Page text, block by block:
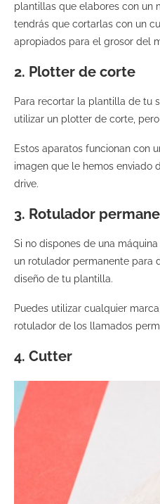
plantillas que elabores con un
tendrás que cortarlas con un
apropiados para el grosor del
2. Plotter de corte
Para recortar la plantilla de tu
utilizar un plotter de corte,
Estos aparatos funcionan con
imagen que le hemos enviado
drive.
3. Rotulador
Si no dispones de una
un rotulador permanente para
diseño de tu plantilla.
Puedes utilizar cualquier
rotulador de los llamados
4. Cutter